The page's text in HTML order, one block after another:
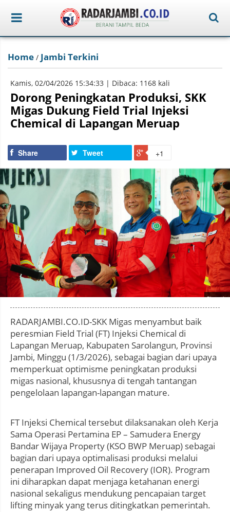
Home / Jambi Terkini
Kamis, 02/04/2026 15:34:33 | Dibaca: 1168 kali
Dorong Peningkatan Produksi, SKK
Migas Dukung Field Trial Injeksi
Chemical di Lapangan Meruap
Share Tweet +1
Photo by
RADARJAMBI.CO.ID-SKK Migas menyambut baik
peresmian Field Trial (FT) Injeksi Chemical di
Lapangan Meruap, Kabupaten Sarolangun, Provinsi
Jambi, Minggu (1/3/2026), sebagai bagian dari upaya
memperkuat optimisme peningkatan produksi
migas nasional, khususnya di tengah tantangan
pengelolaan lapangan-lapangan mature.
FT Injeksi Chemical tersebut dilaksanakan oleh Kerja
Sama Operasi Pertamina EP – Samudera Energy
Bandar Wijaya Property (KSO BWP Meruap) sebagai
bagian dari upaya optimalisasi produksi melalui
penerapan Improved Oil Recovery (IOR). Program
ini diharapkan dapat menjaga ketahanan energi
nasional sekaligus mendukung pencapaian target
lifting minyak yang terus ditingkatkan pemerintah.